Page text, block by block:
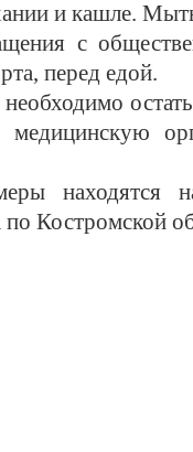
и кашле.
с
перед едой.
находятся
Костромской